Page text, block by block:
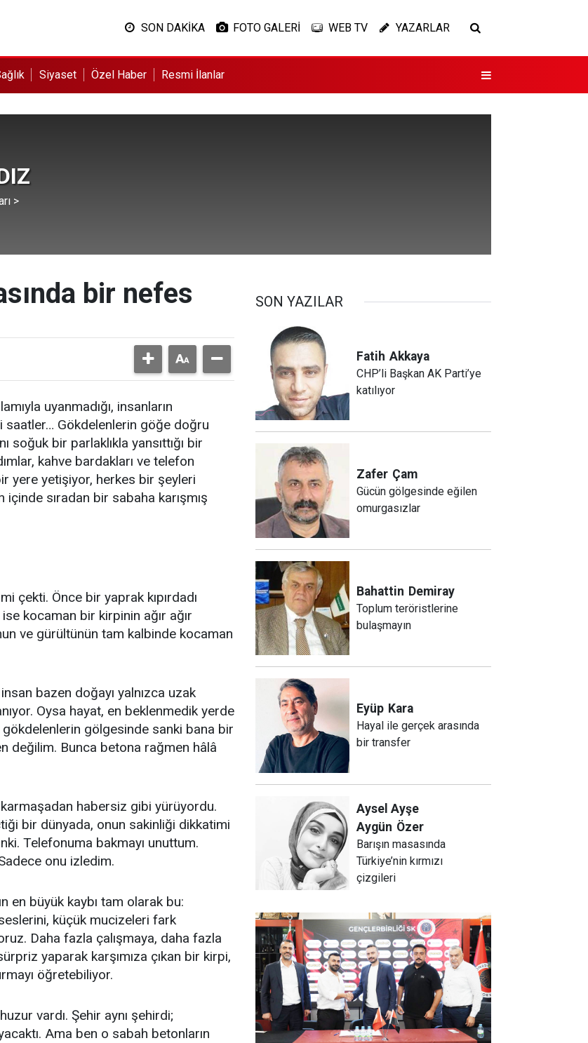
SON DAKİKA FOTO GALERİ WEB TV YAZARLAR
Siyaset Özel Haber Resmi İlanlar
>
bir nefes
uyanmadığı, insanların
Gökdelenlerin göğe doğru
soğuk bir parlaklıkla yansıttığı bir
kahve bardakları ve telefon
yere yetişiyor, herkes bir şeyleri
içinde sıradan bir sabaha karışmış
çekti. Önce bir yaprak kıpırdadı
kocaman bir kirpinin ağır ağır
ve gürültünün tam kalbinde kocaman
bazen doğayı yalnızca uzak
Oysa hayat, en beklenmedik yerde
gölgesinde sanki bana bir
değilim. Bunca betona rağmen hâlâ
habersiz gibi yürüyordu.
bir dünyada, onun sakinliği dikkatimi
Telefonuma bakmayı unuttum.
onu izledim.
en büyük kaybı tam olarak bu:
küçük mucizeleri fark
Daha fazla çalışmaya, daha fazla
yaparak karşımıza çıkan bir kirpi,
öğretebiliyor.
vardı. Şehir aynı şehirdi;
Ama ben o sabah betonların
SON YAZILAR
Fatih Akkaya
CHP’li Başkan AK Parti’ye
katılıyor
Zafer Çam
Gücün gölgesinde eğilen
omurgasızlar
Bahattin Demiray
Toplum teröristlerine
bulaşmayın
Eyüp Kara
Hayal ile gerçek arasında
bir transfer
Aysel Ayşe
Aygün Özer
Barışın masasında
Türkiye’nin kırmızı
çizgileri